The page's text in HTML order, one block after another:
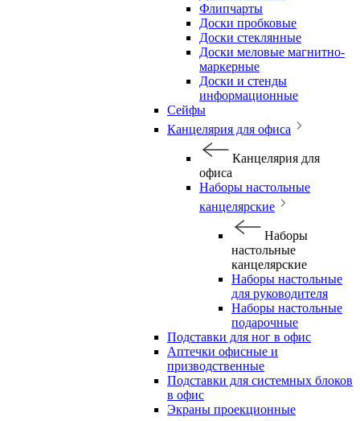
Флипчарты
Доски пробковые
Доски стеклянные
Доски меловые магнитно-
маркерные
Доски и стенды
информационные
Сейфы
Канцелярия для офиса
Канцелярия для
офиса
Наборы настольные
канцелярские
Наборы
настольные
канцелярские
Наборы настольные
для руководителя
Наборы настольные
подарочные
Подставки для ног в офис
Аптечки офисные и
призводственные
Подставки для системных блоков
в офис
Экраны проекционные